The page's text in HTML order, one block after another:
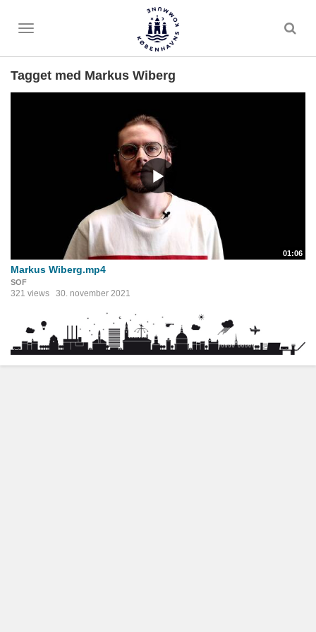
Toggle
Tagget med Markus Wiberg
01:06
Markus Wiberg.mp4
SOF
321 views 30. november 2021